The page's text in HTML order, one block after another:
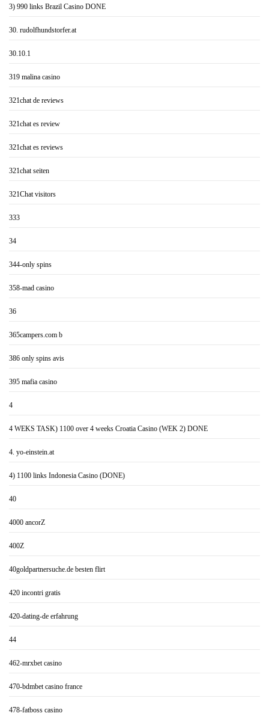
3) 990 links Brazil Casino DONE
30. rudolfhundstorfer.at
30.10.1
319 malina casino
321chat de reviews
321chat es review
321chat es reviews
321chat seiten
321Chat visitors
333
34
344-only spins
358-mad casino
36
365campers.com b
386 only spins avis
395 mafia casino
4
4 WEKS TASK) 1100 over 4 weeks Croatia Casino (WEK 2) DONE
4. yo-einstein.at
4) 1100 links Indonesia Casino (DONE)
40
4000 ancorZ
400Z
40goldpartnersuche.de besten flirt
420 incontri gratis
420-dating-de erfahrung
44
462-mrxbet casino
470-bdmbet casino france
478-fatboss casino